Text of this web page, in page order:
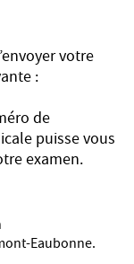
votre
:
de
puisse vous
examen.
Eaubonne.